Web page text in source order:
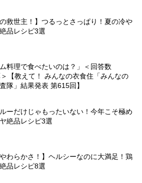
の救世主！】つるっとさっぱり！夏の冷や
品レシピ3選
ム料理で食べたいのは？」＜回答数
【教えて！ みんなの衣食住「みんなの
隊」結果発表 第615回】
ーだけじゃもったいない！今年こそ極め
絶品レシピ3選
やわらかさ！】ヘルシーなのに大満足！鶏
品レシピ8選